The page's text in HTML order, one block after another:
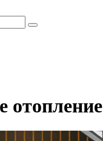
отопление